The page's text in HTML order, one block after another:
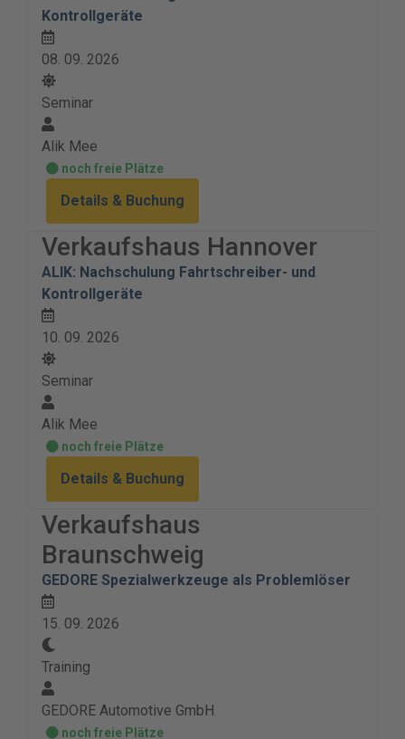
Kontrollgeräte
08. 09. 2026
Seminar
Alik Mee
noch freie Plätze
Details & Buchung
Verkaufshaus Hannover
ALIK: Nachschulung Fahrtschreiber- und
Kontrollgeräte
10. 09. 2026
Seminar
Alik Mee
noch freie Plätze
Details & Buchung
Verkaufshaus
Braunschweig
GEDORE Spezialwerkzeuge als Problemlöser
15. 09. 2026
Training
GEDORE Automotive GmbH
noch freie Plätze